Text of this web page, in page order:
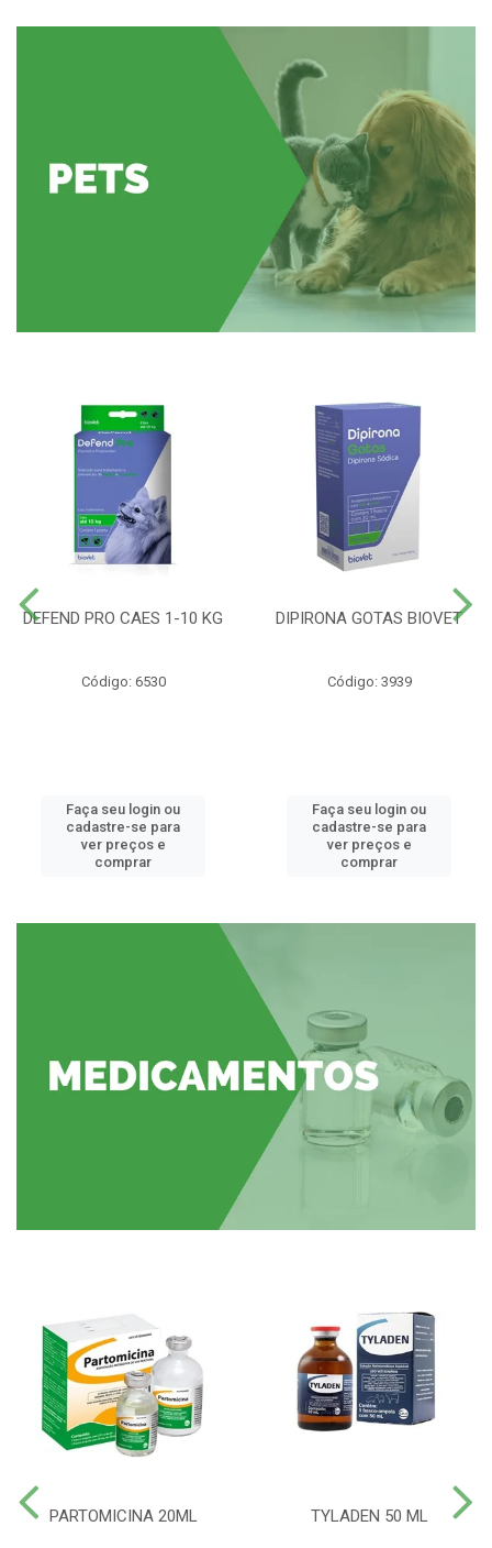
DEFEND PRO CAES 1-10 KG
Código: 6530
Faça seu login ou
cadastre-se para
ver preços e
comprar
DIPIRONA GOTAS BIOVET
Código: 3939
Faça seu login ou
cadastre-se para
ver preços e
comprar
PARTOMICINA 20ML TYLADEN 50 ML